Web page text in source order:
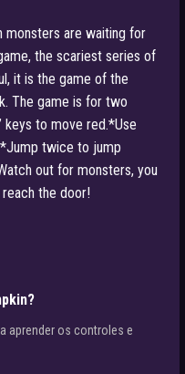
monsters are waiting for
the scariest series of
it is the game of the
The game is for two
keys to move red.*Use
twice to jump
out for monsters, you
the door!
aprender os controles e